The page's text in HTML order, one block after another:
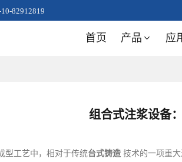
82912819
首页 产品 应
组合式注浆设备
型工艺中，相对于传统台式铸造 技术的一项重